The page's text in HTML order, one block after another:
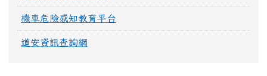
機車危險感知教育平台
道安資訊查詢網